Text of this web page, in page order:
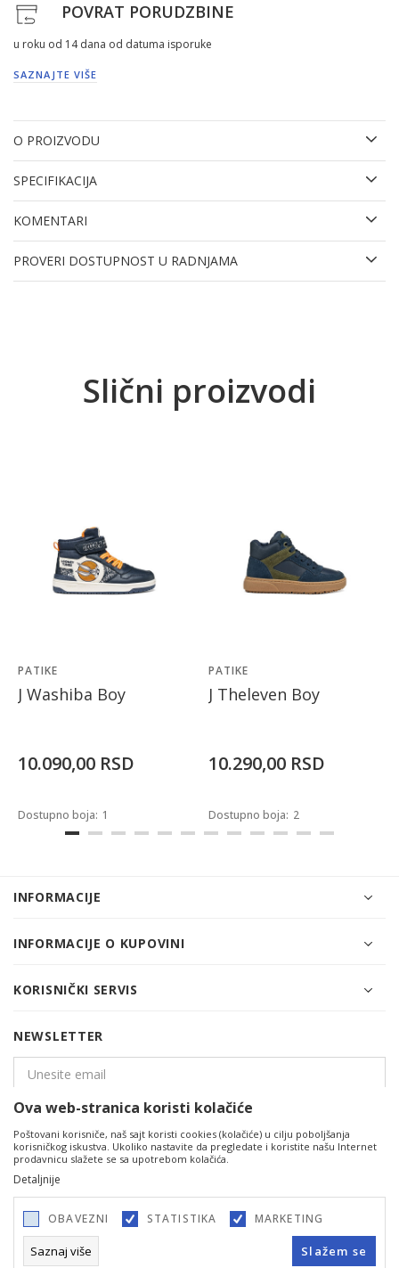
POVRAT PORUDZBINE
u roku od 14 dana od datuma isporuke
SAZNAJTE VIŠE
O PROIZVODU
SPECIFIKACIJA
KOMENTARI
PROVERI DOSTUPNOST U RADNJAMA
Slični proizvodi
PATIKE
J Washiba Boy
10.090,00 RSD
Dostupno boja: 1
PATIKE
J Theleven Boy
10.290,00 RSD
Dostupno boja: 2
INFORMACIJE
INFORMACIJE O KUPOVINI
KORISNIČKI SERVIS
NEWSLETTER
PRIJAVITE SE
Ova web-stranica koristi kolačiće
Poštovani korisniče, naš sajt koristi cookies (kolačiće) u cilju poboljšanja
korisničkog iskustva. Ukoliko nastavite da pregledate i koristite našu Internet
prodavnicu slažete se sa upotrebom kolačića.
Detaljnije
OBAVEZNI STATISTIKA MARKETING
Saznaj više Slažem se